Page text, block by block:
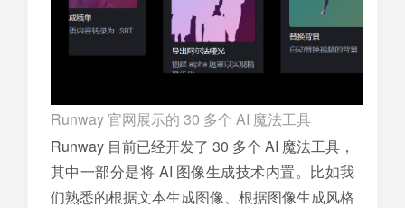
Runway 官网展示的 30 多个 AI 魔法工具
Runway 目前已经开发了 30 多个 AI 魔法工具，
其中一部分是将 AI 图像生成技术内置。比如我
们熟悉的根据文本生成图像、根据图像生成风格